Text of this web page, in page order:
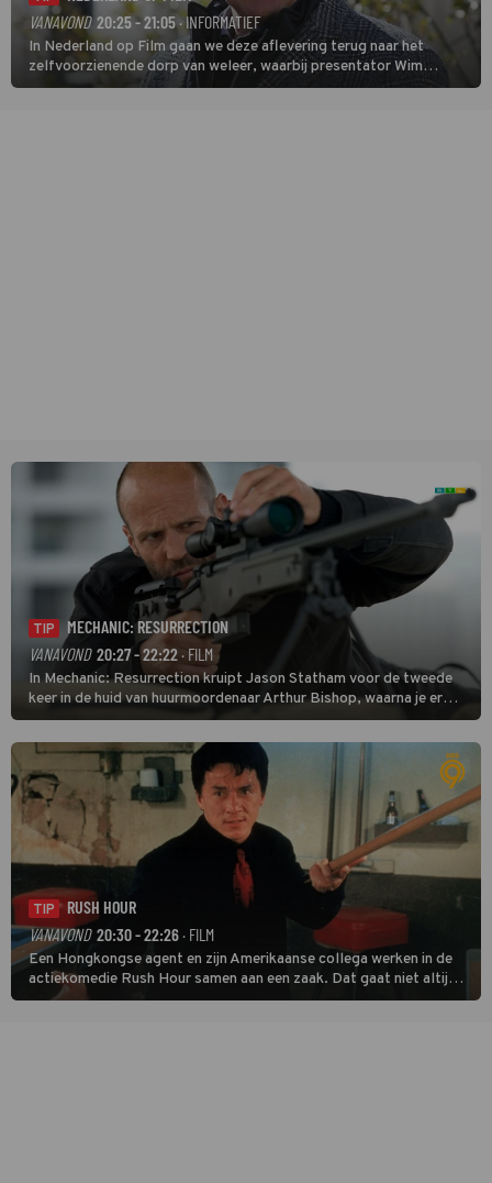
VANAVOND 20:25 - 21:05· INFORMATIEF
In Nederland op Film gaan we deze aflevering terug naar het
zelfvoorzienende dorp van weleer, waarbij presentator Wim
Daniëls de kijkers meeneemt op reis door de tijd aan de hand van
TIP
MECHANIC: RESURRECTION
VANAVOND 20:27 - 22:22· FILM
In Mechanic: Resurrection kruipt Jason Statham voor de tweede
keer in de huid van huurmoordenaar Arthur Bishop, waarna je er
donder op kunt zeggen dat er van Bishops geplande pensioen niet
veel terechtkomt.
TIP
RUSH HOUR
VANAVOND 20:30 - 22:26 · FILM
Een Hongkongse agent en zijn Amerikaanse collega werken in de
actiekomedie Rush Hour samen aan een zaak. Dat gaat niet altijd
van een leien dakje.